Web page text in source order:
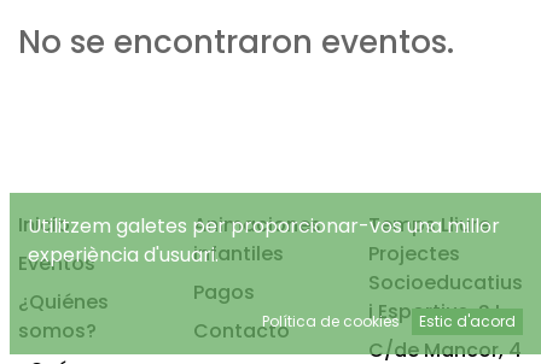
No se encontraron eventos.
Inicio
Eventos
¿Quiénes
somos?
Animaciones
infantiles
Pagos
Contacto
Temps Lliure
Projectes
Socioeducatius
i Esportius, S.L.
C/de Mancor, 4
Utilitzem galetes per proporcionar-vos una millor
experiència d'usuari.
Política de cookies Estic d'acord